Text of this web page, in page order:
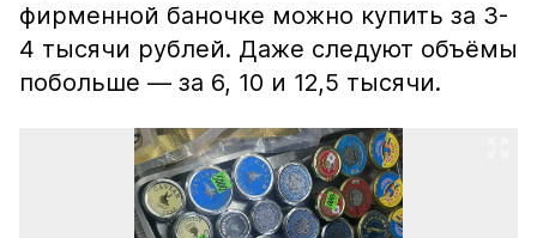
фирменной баночке можно купить за 3-
4 тысячи рублей. Даже следуют объёмы
побольше — за 6, 10 и 12,5 тысячи.